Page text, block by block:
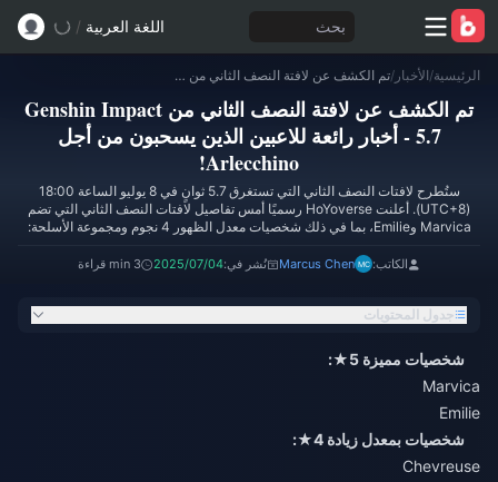
بحث اللغة العربية /
الرئيسية/الأخبار / تم الكشف عن لافتة النصف الثاني من Genshin Impact 5.7 - أخبار رائعة للاعبين الذين يسحبون من أجل Arlecchino!
تم الكشف عن لافتة النصف الثاني من Genshin Impact
5.7 - أخبار رائعة للاعبين الذين يسحبون من أجل
Arlecchino!
ستُطرح لافتات النصف الثاني التي تستغرق 5.7 ثوانٍ في 8 يوليو الساعة 18:00
(UTC+8). أعلنت HoYoverse رسميًا أمس تفاصيل لافتات النصف الثاني التي تضم
Marvica وEmilie، بما في ذلك شخصيات معدل الظهور 4 نجوم ومجموعة الأسلحة:
الكاتب: Marcus Chen نُشر في:2025/07/04 3 min قراءة
جدول المحتويات
شخصيات مميزة 5★:
Marvica
Emilie
شخصيات بمعدل زيادة 4★:
Chevreuse